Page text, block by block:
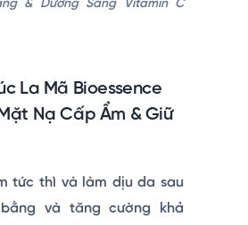
& Dưỡng Sáng Vitamin C
La Mã Bioessence
Nạ Cấp Ẩm & Giữ
tức thì và làm dịu da sau
và tăng cường khả